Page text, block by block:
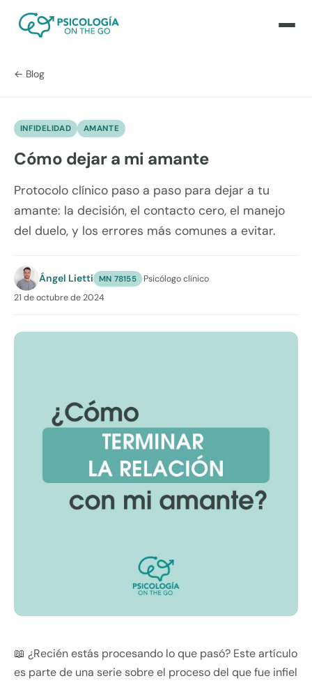
← Blog
INFIDELIDAD AMANTE
Cómo dejar a mi amante
Protocolo clínico paso a paso para dejar a tu
amante: la decisión, el contacto cero, el manejo
del duelo, y los errores más comunes a evitar.
Ángel Lietti MN 78155 ·Psicólogo clínico
21 de octubre de 2024
📖 ¿Recién estás procesando lo que pasó? Este artículo
es parte de una serie sobre el proceso del que fue infiel